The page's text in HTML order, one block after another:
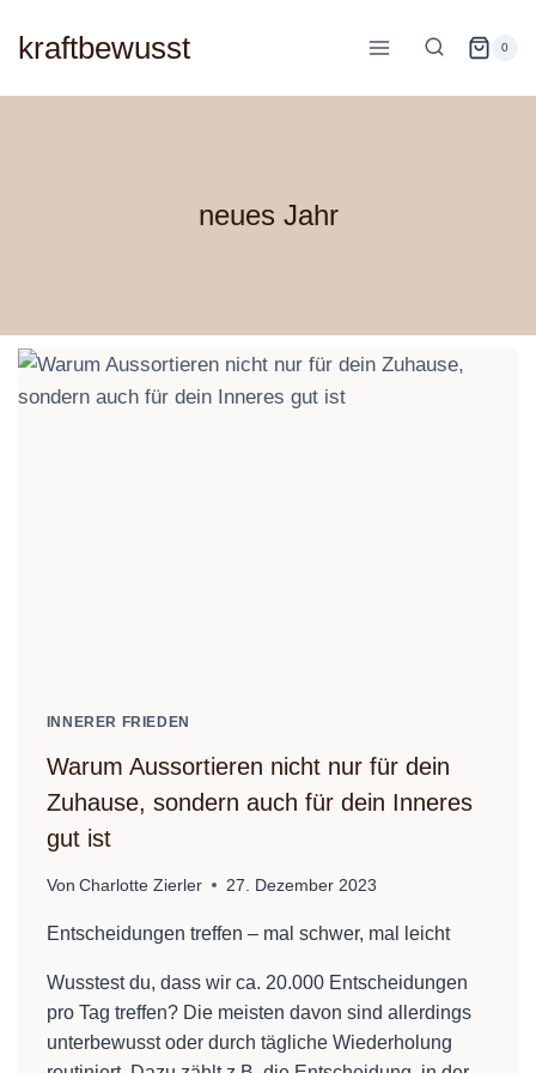
Inhalt
kraftbewusst 0
neues Jahr
INNERER FRIEDEN
Warum Aussortieren nicht nur für dein
Zuhause, sondern auch für dein Inneres
gut ist
Von Charlotte Zierler 27. Dezember 2023
Entscheidungen treffen – mal schwer, mal leicht
Wusstest du, dass wir ca. 20.000 Entscheidungen
pro Tag treffen? Die meisten davon sind allerdings
unterbewusst oder durch tägliche Wiederholung